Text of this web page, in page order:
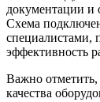
документации и
Схема
специалистами,
эффективность
Важно
качества